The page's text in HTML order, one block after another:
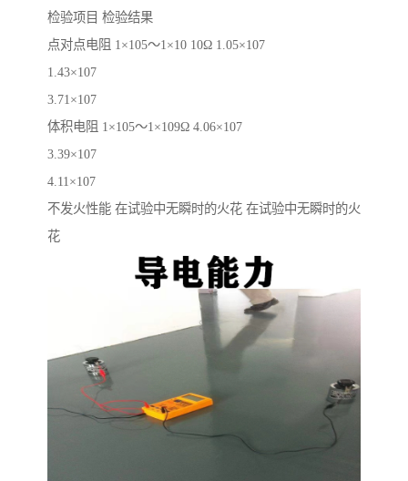
检验项目 检验结果
点对点电阻 1×105～1×10 10Ω 1.05×107
1.43×107
3.71×107
体积电阻 1×105～1×109Ω 4.06×107
3.39×107
4.11×107
不发火性能 在试验中无瞬时的火花 在试验中无瞬时的火
花